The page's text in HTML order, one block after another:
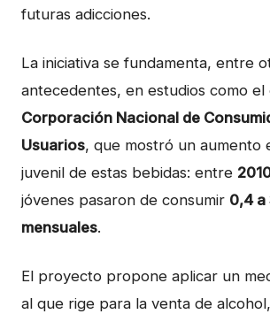
futuras adicciones.
La iniciativa se fundamenta, entre
antecedentes, en estudios como el
Corporación Nacional de
Usuarios, que mostró un aumento
juvenil de estas bebidas: entre
jóvenes pasaron de consumir 0,4 a
mensuales.
El proyecto propone aplicar un
al que rige para la venta de